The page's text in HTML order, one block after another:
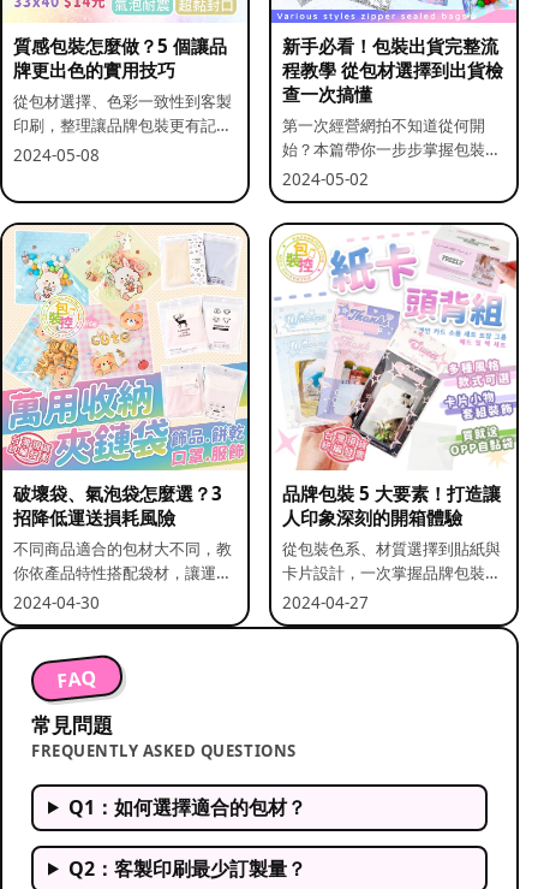
質感包裝怎麼做？5 個讓品
牌更出色的實用技巧
從包材選擇、色彩一致性到客製
印刷，整理讓品牌包裝更有記憶
點的實用做法。
2024-05-08
新手必看！包裝出貨完整流
程教學 從包材選擇到出貨檢
查一次搞懂
第一次經營網拍不知道從何開
始？本篇帶你一步步掌握包裝流
程與出貨前檢查重點。
2024-05-02
破壞袋、氣泡袋怎麼選？3
招降低運送損耗風險
不同商品適合的包材大不同，教
你依產品特性搭配袋材，讓運送
更安全。
2024-04-30
品牌包裝 5 大要素！打造讓
人印象深刻的開箱體驗
從包裝色系、材質選擇到貼紙與
卡片設計，一次掌握品牌包裝的
關鍵要素。
2024-04-27
FAQ
常見問題
FREQUENTLY ASKED QUESTIONS
Q1：如何選擇適合的包材？
Q2：客製印刷最少訂製量？